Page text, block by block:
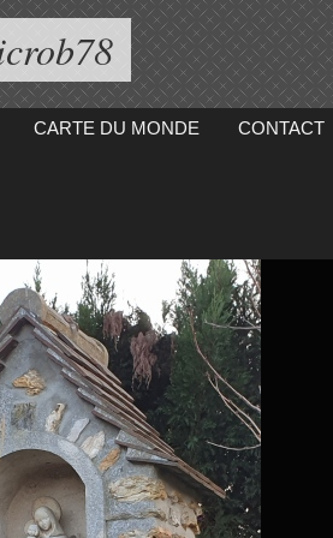
CARTE DU MONDE CONTACT